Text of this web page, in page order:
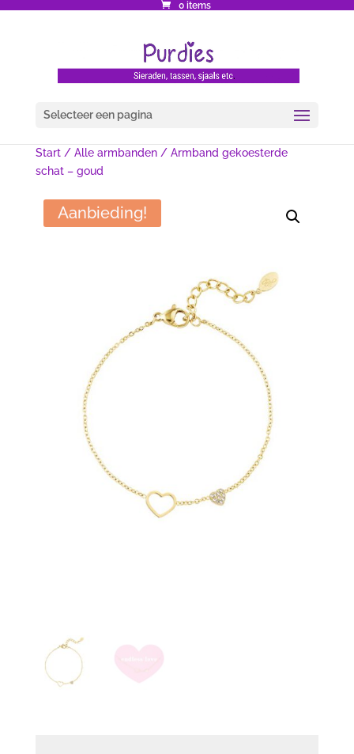
0 items
Selecteer een pagina
Start/ Alle armbanden/ Armband gekoesterde
schat – goud
Aanbieding!